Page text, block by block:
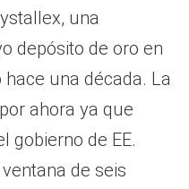
una
depósito de oro en
una década. La
ahora ya que
gobierno de EE.
de seis